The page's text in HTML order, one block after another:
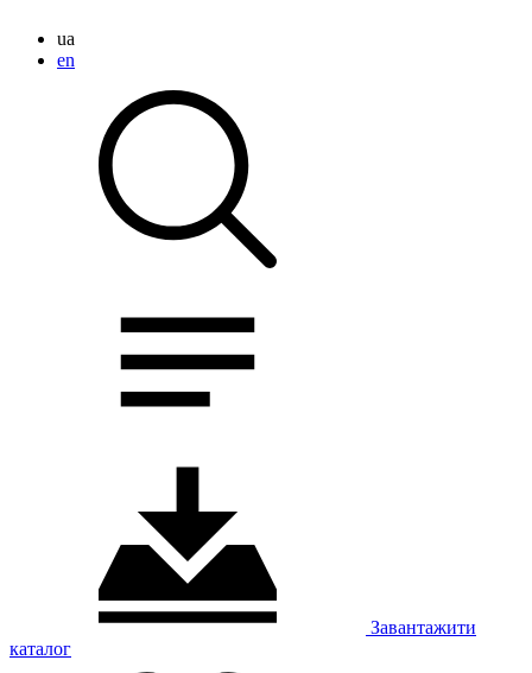
ua
en
Завантажити
каталог